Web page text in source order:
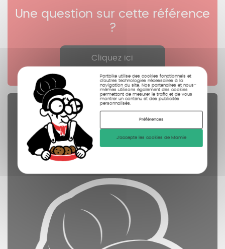
Partbike utilise des cookies fonctionnels et
d’autres technologies nécessaires à la
navigation du site. Nos partenaires et nous-
mêmes utilisons également des cookies
permettant de mesurer le trafic et de vous
montrer un contenu et des publicités
personnalisés.
Préférences
J'accepte les cookies de Mamie
Une question sur cette référence
?
Cliquez ici
Pièces Détachées
contrôlées
nettoyées
photographiées